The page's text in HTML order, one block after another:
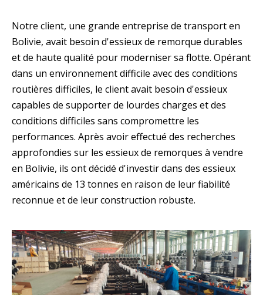
Notre client, une grande entreprise de transport en
Bolivie, avait besoin d'essieux de remorque durables
et de haute qualité pour moderniser sa flotte. Opérant
dans un environnement difficile avec des conditions
routières difficiles, le client avait besoin d'essieux
capables de supporter de lourdes charges et des
conditions difficiles sans compromettre les
performances. Après avoir effectué des recherches
approfondies sur les essieux de remorques à vendre
en Bolivie, ils ont décidé d'investir dans des essieux
américains de 13 tonnes en raison de leur fiabilité
reconnue et de leur construction robuste.